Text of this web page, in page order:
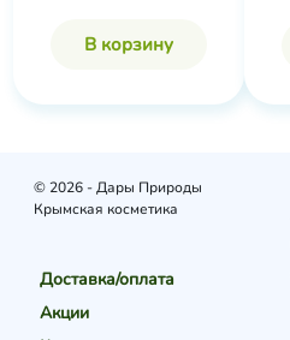
В корзину
© 2026 - Дары Природы
Крымская косметика
Доставка/оплата
Акции